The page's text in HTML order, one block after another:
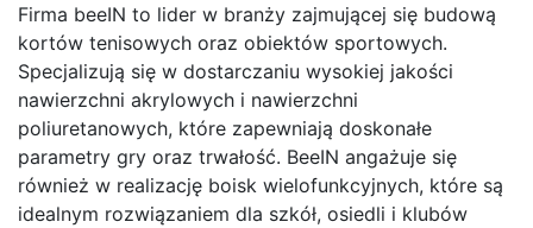
Firma beeIN to lider w branży zajmującej się budową
kortów tenisowych oraz obiektów sportowych.
Specjalizują się w dostarczaniu wysokiej jakości
nawierzchni akrylowych i nawierzchni
poliuretanowych, które zapewniają doskonałe
parametry gry oraz trwałość. BeeIN angażuje się
również w realizację boisk wielofunkcyjnych, które są
idealnym rozwiązaniem dla szkół, osiedli i klubów